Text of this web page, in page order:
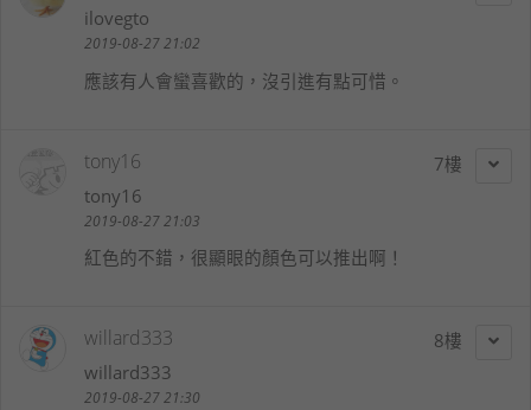
ilovegto
2019-08-27 21:02
應該有人會蠻喜歡的，沒引進有點可惜。
7
tony16
tony16
2019-08-27 21:03
紅色的不錯，很顯眼的顏色可以推出啊！
8
willard333
willard333
2019-08-27 21:30